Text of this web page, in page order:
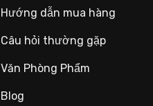
Hướng dẫn mua hàng
Câu hỏi thường gặp
Văn Phòng Phẩm
Blog